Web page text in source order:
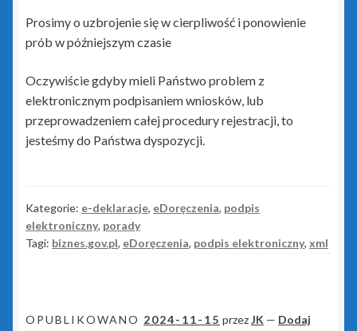
Subiekt GT
Subiekt GT Sfera
Subiekt Sprint 2
zielony PLUS dla InsERT GT
Insert Nexo i Nexo Pro
Prosimy o uzbrojenie się w cierpliwość i ponowienie
prób w późniejszym czasie
Oczywiście gdyby mieli Państwo problem z
elektronicznym podpisaniem wniosków, lub
przeprowadzeniem całej procedury rejestracji, to
jesteśmy do Państwa dyspozycji.
Kategorie: e-deklaracje, eDoręczenia, podpis
elektroniczny, porady
Tagi: biznes.gov.pl, eDoręczenia, podpis elektroniczny, xml
OPUBLIKOWANO 2024-11-15 przezJK — Dodaj